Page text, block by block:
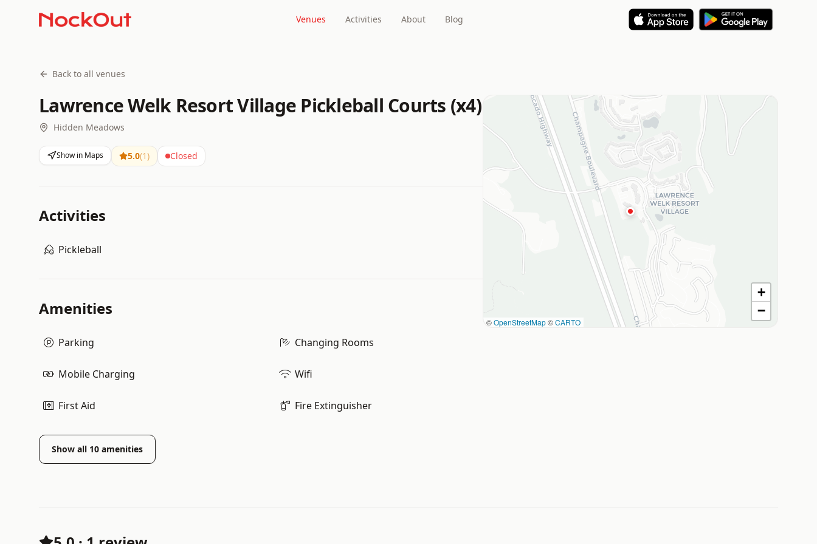
Venues Activities About Blog
Back to all venues
Lawrence Welk Resort Village Pickleball Courts (x4)
Hidden Meadows
Show in Maps 5.0(1) Closed
Activities
Pickleball
Amenities
Parking Changing Rooms
Mobile Charging Wifi
First Aid Fire Extinguisher
Show all 10 amenities
©OpenStreetMap©CARTO
+
−